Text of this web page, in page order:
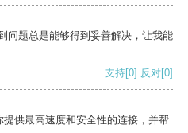
问题总是能够得到妥善解决，让我能
支持[0] 反对[0]
供最高速度和安全性的连接，并帮